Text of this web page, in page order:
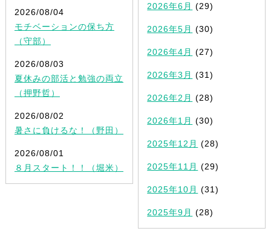
2026/08/04
モチベーションの保ち方
（守部）
2026/08/03
夏休みの部活と勉強の両立
（押野哲）
2026/08/02
暑さに負けるな！（野田）
2026/08/01
８月スタート！！（堀米）
2026年6月 (29)
2026年5月 (30)
2026年4月 (27)
2026年3月 (31)
2026年2月 (28)
2026年1月 (30)
2025年12月 (28)
2025年11月 (29)
2025年10月 (31)
2025年9月 (28)